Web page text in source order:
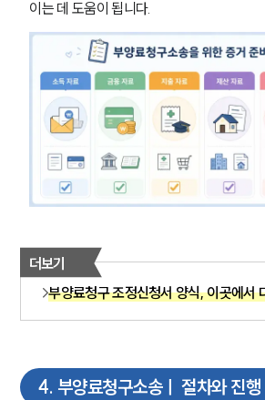
가사·상속전문변
소식/자료
언론보도
공지사항
법률 블로그
법률서식
대륜법률상담예
이는 데 도움이 됩니다.
더보기
부양료청구 조정신청서 양식, 이곳에서
4. 부양료청구소송ㅣ 절차와 진